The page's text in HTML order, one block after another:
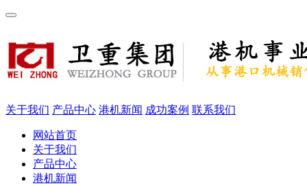
关于我们 产品中心 港机新闻 成功案例 联系我们
网站首页
关于我们
产品中心
港机新闻